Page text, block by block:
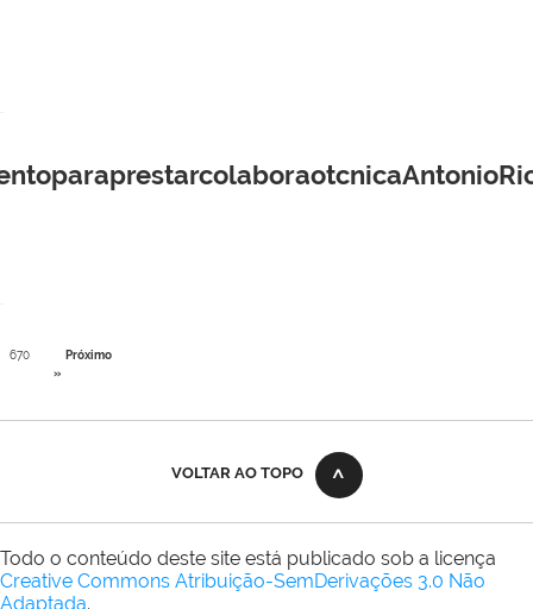
670
Próximo
»
VOLTAR AO TOPO
Todo o conteúdo deste site está publicado sob a licença
Creative Commons Atribuição-SemDerivações 3.0 Não
Adaptada.